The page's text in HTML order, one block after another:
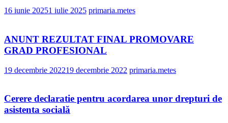
16 iunie 20251 iulie 2025 primaria.metes
ANUNT REZULTAT FINAL PROMOVARE
GRAD PROFESIONAL
19 decembrie 202219 decembrie 2022 primaria.metes
Cerere declaratie pentru acordarea unor drepturi de
asistenta socială